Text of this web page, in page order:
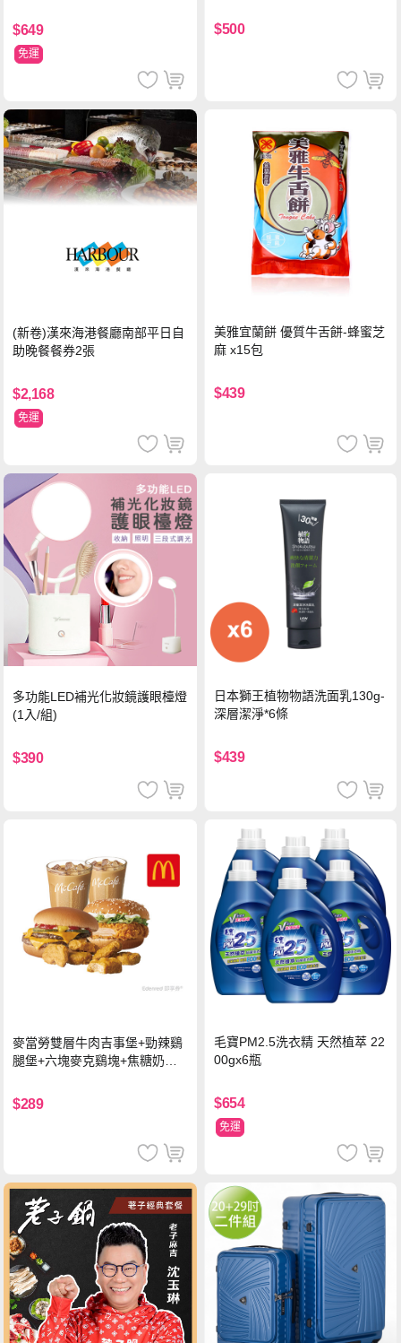
$649
免運
$500
(新卷)漢來海港餐廳南部平日自
助晚餐餐券2張
$2,168
免運
美雅宜蘭餅 優質牛舌餅-蜂蜜芝
麻 x15包
$439
多功能LED補光化妝鏡護眼檯燈
(1入/組)
$390
日本獅王植物物語洗面乳130g-
深層潔淨*6條
$439
麥當勞雙層牛肉吉事堡+勁辣鷄
腿堡+六塊麥克鷄塊+焦糖奶茶
$289
毛寶PM2.5洗衣精 天然植萃 22
00gx6瓶
$654
免運